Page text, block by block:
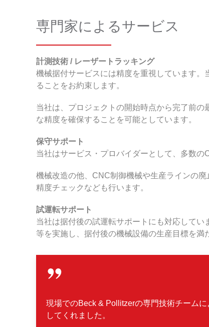
専門家によるサービス
計測技術 / レーザートラッキング
機械据付サービスには精度を重視しています
ることをお約束します。
当社は、プロジェクトの開始時点から完了前
な精度を確保することを可能としています。
保守サポート
当社はサービス・プロバイダーとして、多数の
機械改造の他、CNC制御機械や生産ラインの
精度チェックなども行います。
試運転サポート
当社は据付後の試運転サポートにも対応して
等を実施し、据付後の機械設備の生産目標を満
現場でのBeck & Pollitzerの専門技術チーム
してくれました。